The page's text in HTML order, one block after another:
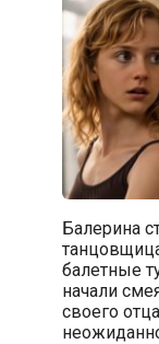
Балерина
балетные
начали
своего